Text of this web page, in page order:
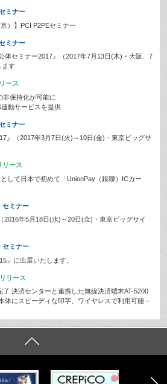
ミナー
）】PCI P2PEセミナー
ミナー
体セミナー2017』（2017年7月13日(木)・大阪、7
ます
ース
非保持化が可能に
動サービスを提供
ミナー
』（2017年3月7日(火)～10日(金)・東京ビッグサ
リース
して日本で初めて「UnionPay（銀聯）ICカー
セミナー
2016年5月18日(水)～20日(金)・東京ビッグサイ
セミナー
』に出展いたします。
リース
決済センターと連携した無線決済端末AT-5200
体にスピーディな印字、ワイヤレスで利用可能－